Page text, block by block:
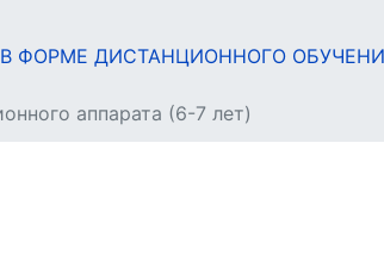
ФОРМЕ ДИСТАНЦИОННОГО
аппарата (6-7 лет)